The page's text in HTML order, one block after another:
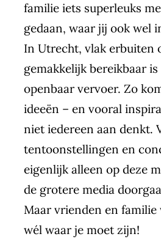
familie iets superleuks
gedaan, waar jij ook wel
In Utrecht, vlak erbuiten
gemakkelijk bereikbaar
openbaar vervoer. Zo
ideeën – en vooral
niet iedereen aan denkt.
tentoonstellingen en
eigenlijk alleen op deze
de grotere media
Maar vrienden en
wél waar je moet zijn!